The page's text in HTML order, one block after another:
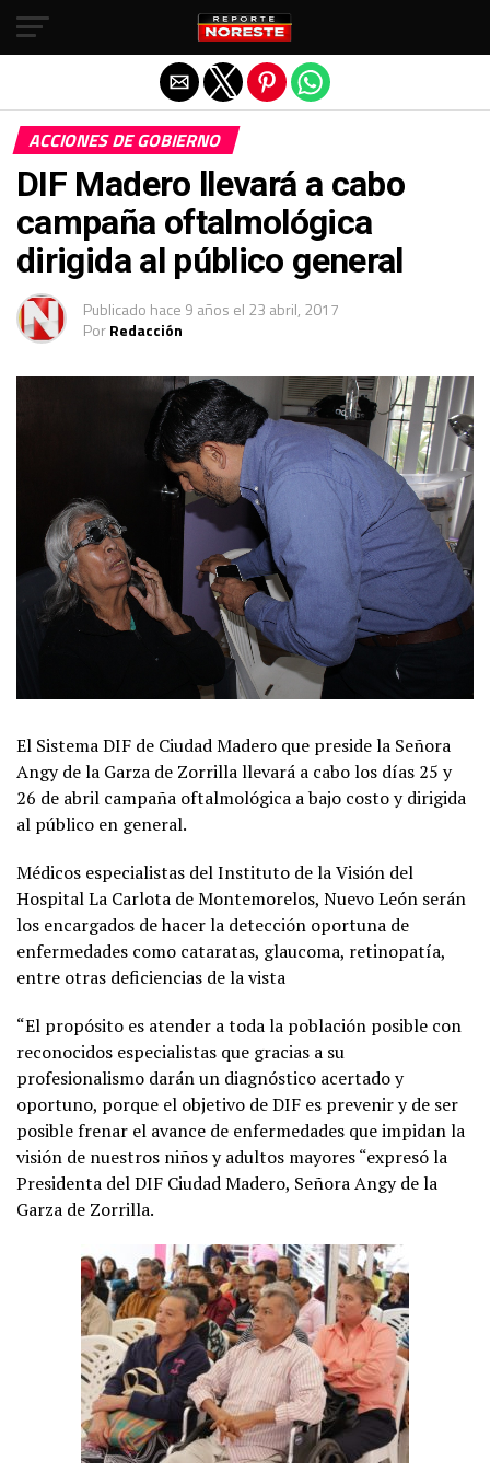
ACCIONES DE GOBIERNO
DIF Madero llevará a cabo
campaña oftalmológica
dirigida al público general
Publicado hace 9 años el 23 abril, 2017
PorRedacción
El Sistema DIF de Ciudad Madero que preside la Señora
Angy de la Garza de Zorrilla llevará a cabo los días 25 y
26 de abril campaña oftalmológica a bajo costo y dirigida
al público en general.
Médicos especialistas del Instituto de la Visión del
Hospital La Carlota de Montemorelos, Nuevo León serán
los encargados de hacer la detección oportuna de
enfermedades como cataratas, glaucoma, retinopatía,
entre otras deficiencias de la vista
“El propósito es atender a toda la población posible con
reconocidos especialistas que gracias a su
profesionalismo darán un diagnóstico acertado y
oportuno, porque el objetivo de DIF es prevenir y de ser
posible frenar el avance de enfermedades que impidan la
visión de nuestros niños y adultos mayores “expresó la
Presidenta del DIF Ciudad Madero, Señora Angy de la
Garza de Zorrilla.
Salir de la versión móvil